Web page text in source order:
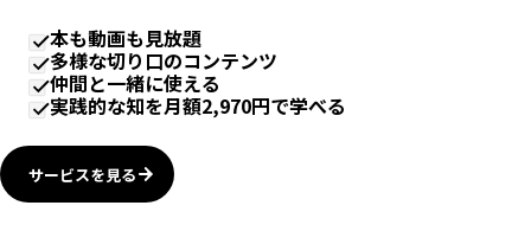
本も動画も見放題
多様な切り口のコンテンツ
仲間と一緒に使える
実践的な知を月額2,970円で学べる
サービスを見る